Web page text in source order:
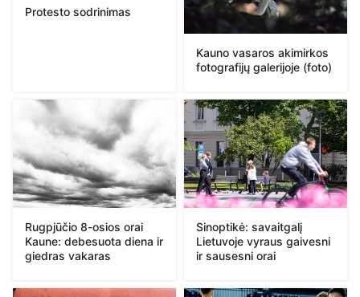
Protesto sodrinimas
Kauno vasaros akimirkos
fotografijų galerijoje (foto)
Rugpjūčio 8-osios orai
Kaune: debesuota diena ir
giedras vakaras
Sinoptikė: savaitgalį
Lietuvoje vyraus gaivesni
ir sausesni orai